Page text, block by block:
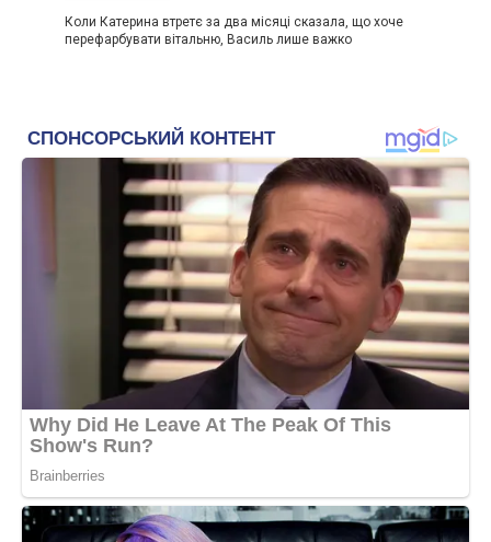
Коли Катерина втретє за два місяці сказала, що хоче
перефарбувати вітальню, Василь лише важко